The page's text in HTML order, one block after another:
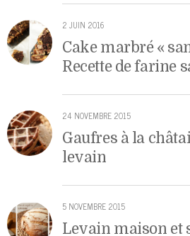
2 JUIN 2016
Cake marbré «
Recette de farine
24 NOVEMBRE 2015
Gaufres à la
levain
5 NOVEMBRE 2015
Levain maison et